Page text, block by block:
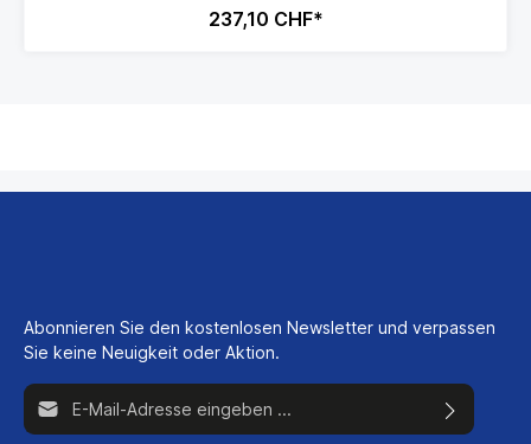
237,10 CHF*
Abonnieren Sie den kostenlosen Newsletter und verpassen
Sie keine Neuigkeit oder Aktion.
E-Mail-Adresse*